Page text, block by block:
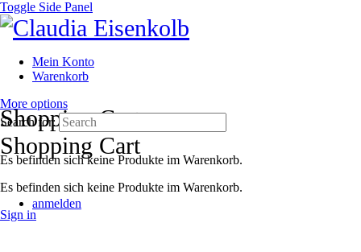
Toggle Side Panel
Mein Konto
Warenkorb
More options
Shopping Cart
Es befinden sich keine Produkte im Warenkorb.
Sign in
Shopping Cart
Es befinden sich keine Produkte im Warenkorb.
Search for:
anmelden